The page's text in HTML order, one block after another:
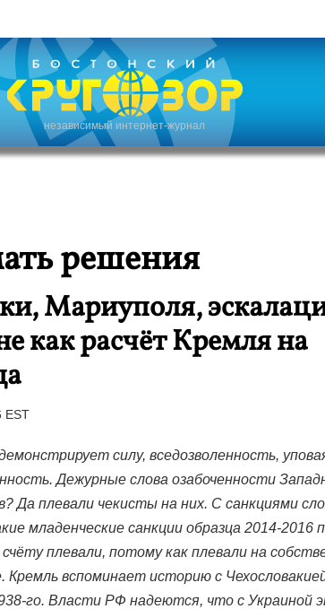
независимый интернет-журнал
решения
Мариуполя,
как расчёт Кремля на
EST
силу, вседозволенность,
Дежурные слова озабоченности
Да плевали чекисты на них. С санкциями
младенческие санкции образца 2014-2016
плевали, потому как плевали на
Кремль вспоминает историю с
го. Власти РФ надеются, что с Украиной